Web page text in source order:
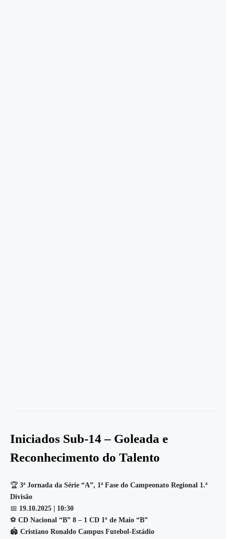
Iniciados Sub-14 – Goleada e
Reconhecimento do Talento
🏆 3ª Jornada da Série “A”, 1ª Fase do Campeonato Regional 1.ª
Divisão
📅 19.10.2025 | 10:30
⚽ CD Nacional “B” 8 – 1 CD 1º de Maio “B”
🏟️ Cristiano Ronaldo Campus Futebol-Estádio